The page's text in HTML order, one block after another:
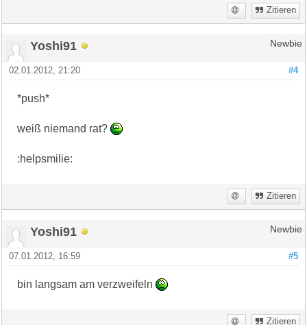
Zitieren
Yoshi91 Newbie
#4
02.01.2012, 21:20
*push*
weiß niemand rat?
:helpsmilie:
Zitieren
Yoshi91 Newbie
#5
07.01.2012, 16:59
bin langsam am verzweifeln
Zitieren